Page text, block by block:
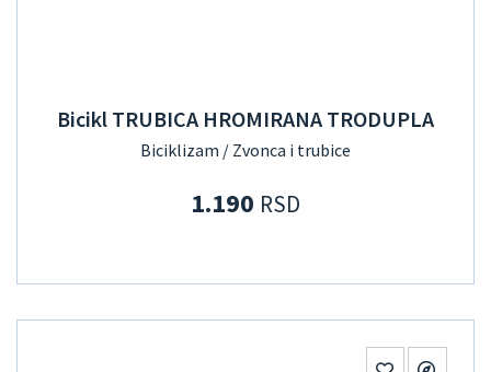
Bicikl TRUBICA HROMIRANA TRODUPLA
Biciklizam / Zvonca i trubice
1.190 RSD